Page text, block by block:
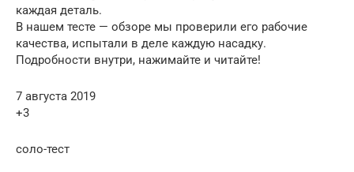
каждая деталь.
В нашем тесте — обзоре мы проверили его рабочие
качества, испытали в деле каждую насадку.
Подробности внутри, нажимайте и читайте!
7 августа 2019
+3
соло-тест